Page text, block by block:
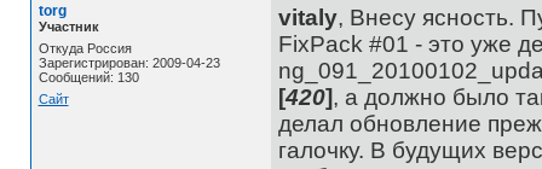
torg
Участник
Откуда Россия
Зарегистрирован: 2009-04-23
Сообщений: 130
Сайт
vitaly, Внесу ясность.
FixPack #01 - это уже
[420], а должно было
делал обновление
галочку. В будущих